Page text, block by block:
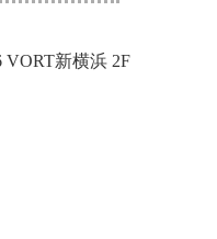
VORT新横浜 2F